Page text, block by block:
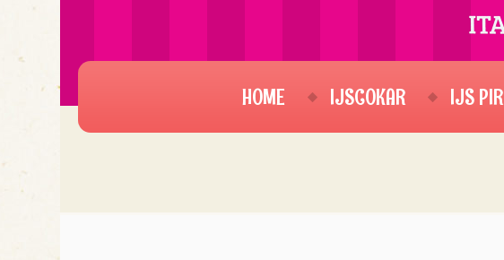
HOME IJSCOKAR IJS